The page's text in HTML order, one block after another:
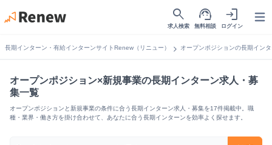
search
求人検索
support_agent
無料相談
login
ログイン
長期インターン・有給インターンサイトRenew（リニュー） chevron_right オープンポジションの長期イン
オープンポジション×新規事業の長期インターン求人・募
集一覧
オープンポジションと新規事業の条件に合う長期インターン求人・募集を17件掲載中。職
種・業界・働き方を掛け合わせて、あなたに合う長期インターンを効率よく探せます。